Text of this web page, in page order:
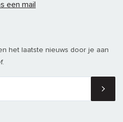
een mail
het laatste nieuws door je aan